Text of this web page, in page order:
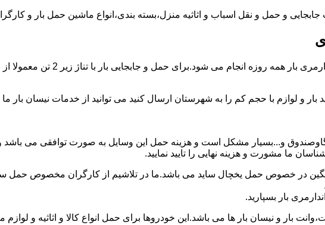
و حمل و نقل اسباب و اثاثیه منزل،بسته بندی،انواع ماشین حمل بار و
حمل و جابجایی بار با نیسان در
و لوازم با حجم کم را به شهرستان ارسال کنید می توانید از خدمات نیسان بار ما
و...بسیار مشکل است و هزینه حمل این وسایل به صورت توافقی می
ما مشورت و هزینه نهایی را تایید نمایید.
در خصوص حمل یخچال ساید می باشد.ما در تلاشیم از کارگران مخصوص حمل ساید
بار بسپارید.
بار و نیسان بار ها می باشد.این خودروها برای حمل انواع کالا و اثاثیه و